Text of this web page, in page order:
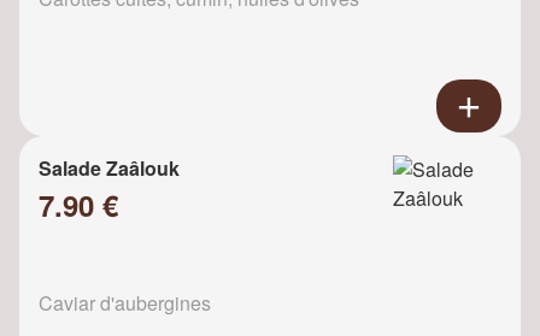
Salade Zaâlouk
7.90 €
Caviar d'aubergines